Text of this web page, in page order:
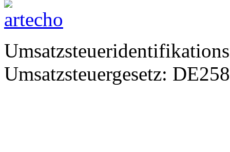
Umsatzsteuergesetz: